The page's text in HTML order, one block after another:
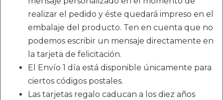
realizar el pedido y éste quedará impreso en el
embalaje del producto. Ten en cuenta que no
podemos escribir un mensaje directamente en
la tarjeta de felicitación.
El Envío 1 día está disponible únicamente para
ciertos códigos postales.
Las tarjetas regalo caducan a los diez años